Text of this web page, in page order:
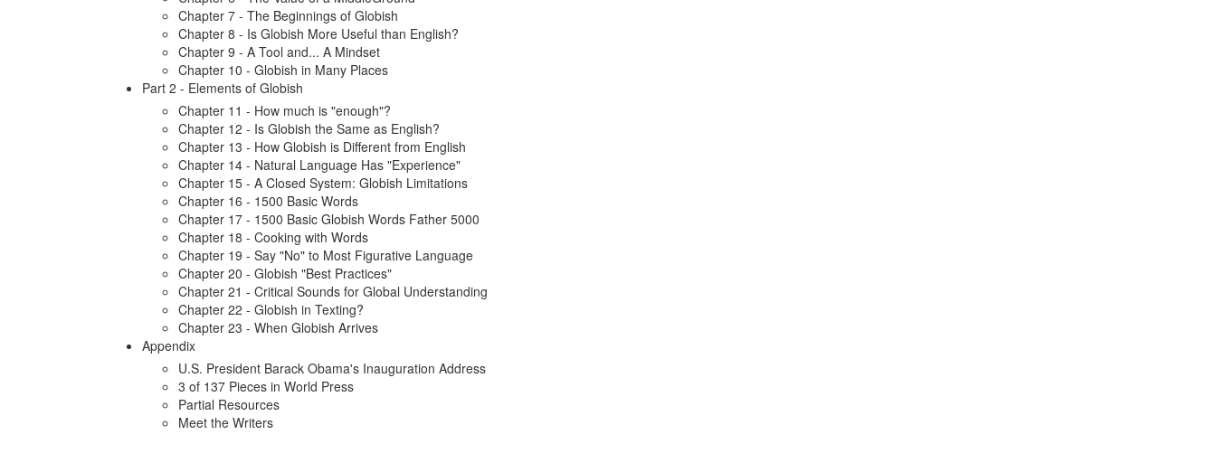
Chapter 7 - The Beginnings of Globish
Chapter 8 - Is Globish More Useful than English?
Chapter 9 - A Tool and... A Mindset
Chapter 10 - Globish in Many Places
Part 2 - Elements of Globish
Chapter 11 - How much is "enough"?
Chapter 12 - Is Globish the Same as English?
Chapter 13 - How Globish is Different from English
Chapter 14 - Natural Language Has "Experience"
Chapter 15 - A Closed System: Globish Limitations
Chapter 16 - 1500 Basic Words
Chapter 17 - 1500 Basic Globish Words Father 5000
Chapter 18 - Cooking with Words
Chapter 19 - Say "No" to Most Figurative Language
Chapter 20 - Globish "Best Practices"
Chapter 21 - Critical Sounds for Global Understanding
Chapter 22 - Globish in Texting?
Chapter 23 - When Globish Arrives
Appendix
U.S. President Barack Obama's Inauguration Address
3 of 137 Pieces in World Press
Partial Resources
Meet the Writers